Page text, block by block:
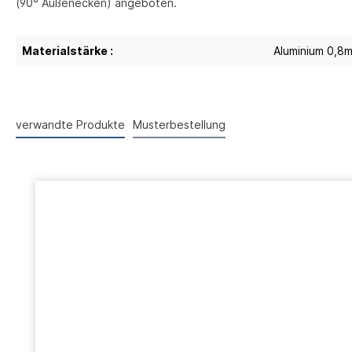
(90° Außenecken) angeboten.
Materialstärke : Aluminium
verwandte Produkte Musterbestellung